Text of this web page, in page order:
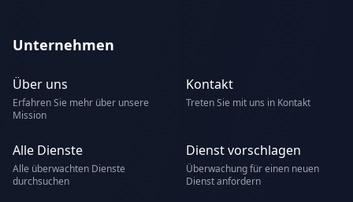
Unternehmen
Über uns
Erfahren Sie mehr über unsere
Mission
Kontakt
Treten Sie mit uns in Kontakt
Alle Dienste
Alle überwachten Dienste
durchsuchen
Dienst vorschlagen
Überwachung für einen neuen
Dienst anfordern